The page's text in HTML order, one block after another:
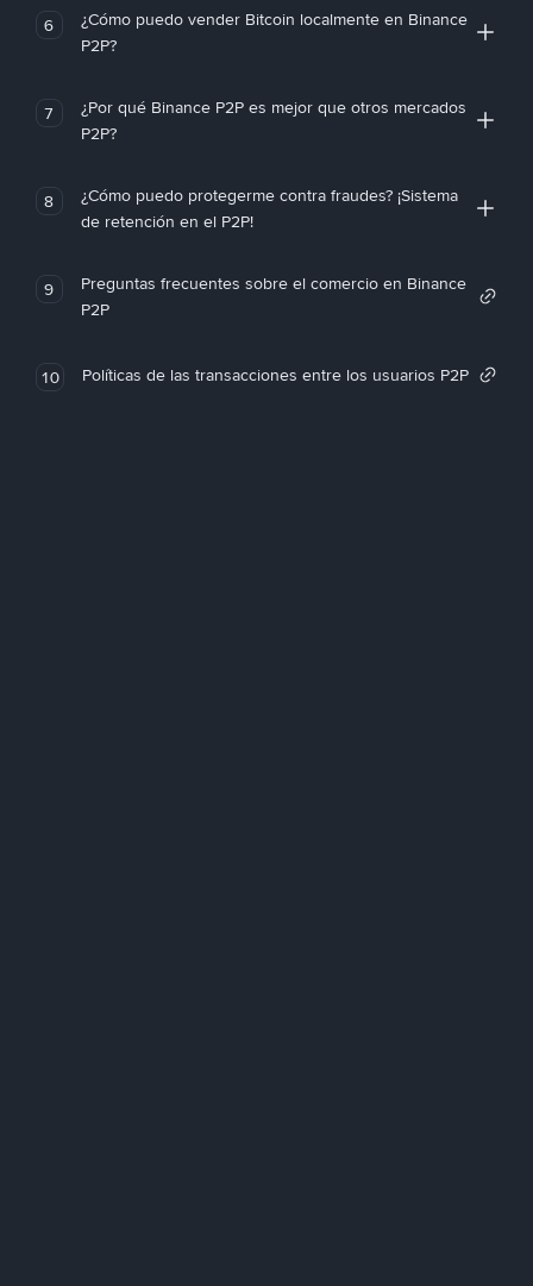
6
¿Cómo puedo vender Bitcoin localmente en Binance
P2P?
7
¿Por qué Binance P2P es mejor que otros mercados
P2P?
8
¿Cómo puedo protegerme contra fraudes? ¡Sistema
de retención en el P2P!
9
Preguntas frecuentes sobre el comercio en Binance
P2P
10 Políticas de las transacciones entre los usuarios P2P